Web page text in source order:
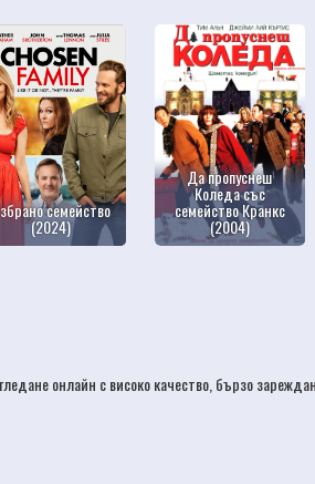
семейство
(2024)
Да пропуснеш
Коледа със
семейство Кранкс
(2004)
онлайн с високо качество, бързо